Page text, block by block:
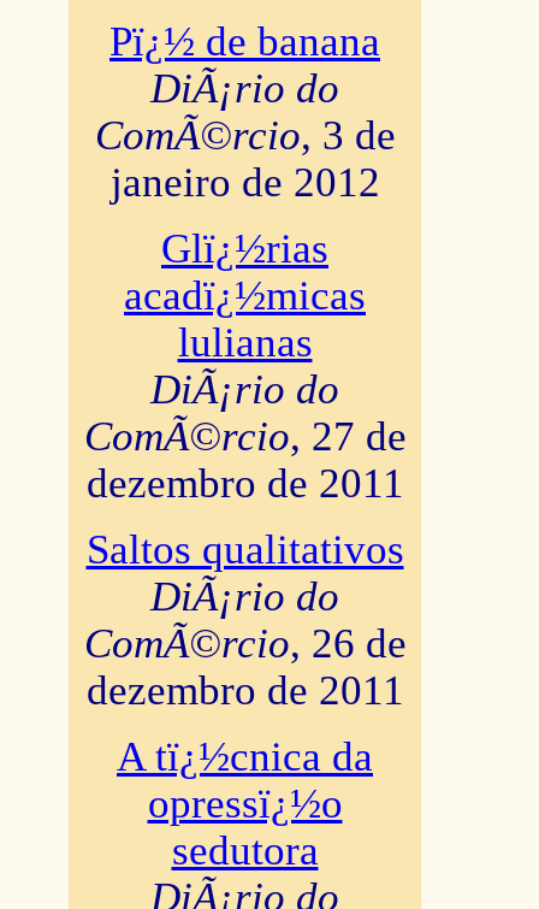
Pï¿½ de banana
DiÃ¡rio do
ComÃ©rcio, 3 de
janeiro de 2012
Glï¿½rias
acadï¿½micas
lulianas
DiÃ¡rio do
ComÃ©rcio, 27 de
dezembro de 2011
Saltos qualitativos
DiÃ¡rio do
ComÃ©rcio, 26 de
dezembro de 2011
A tï¿½cnica da
opressï¿½o
sedutora
DiÃ¡rio do